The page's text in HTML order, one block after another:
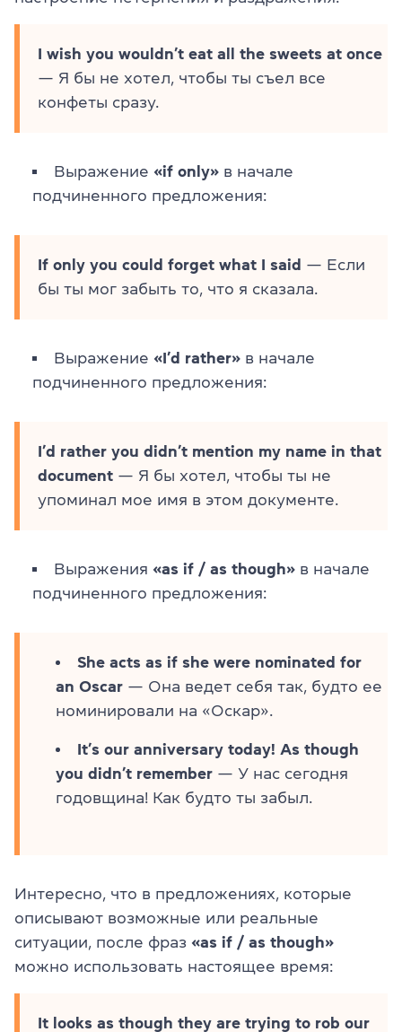
I wish you wouldn’t eat all the sweets at once
— Я бы не хотел, чтобы ты съел все
конфеты сразу.
Выражение «if only» в начале
подчиненного предложения:
If only you could forget what I said — Если
бы ты мог забыть то, что я сказала.
Выражение «I’d rather» в начале
подчиненного предложения:
I’d rather you didn’t mention my name in that
document — Я бы хотел, чтобы ты не
упоминал мое имя в этом документе.
Выражения «as if / as though» в начале
подчиненного предложения:
She acts as if she were nominated for
an Oscar — Она ведет себя так, будто ее
номинировали на «Оскар».
It’s our anniversary today! As though
you didn’t remember — У нас сегодня
годовщина! Как будто ты забыл.
Интересно, что в предложениях, которые
описывают возможные или реальные
ситуации, после фраз «as if / as though»
можно использовать настоящее время:
It looks as though they are trying to rob our